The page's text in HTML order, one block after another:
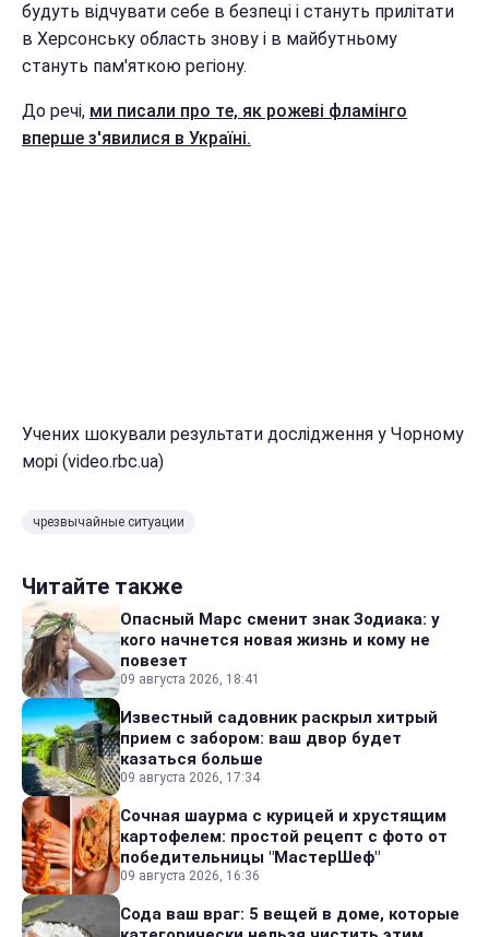
будуть відчувати себе в безпеці і стануть прилітати
в Херсонську область знову і в майбутньому
стануть пам'яткою регіону.
До речі, ми писали про те, як рожеві фламінго
вперше з'явилися в Україні.
Учених шокували результати дослідження у Чорному
морі (video.rbc.ua)
чрезвычайные ситуации
Читайте также
Опасный Марс сменит знак Зодиака: у
кого начнется новая жизнь и кому не
повезет
09 августа 2026, 18:41
Известный садовник раскрыл хитрый
прием с забором: ваш двор будет
казаться больше
09 августа 2026, 17:34
Сочная шаурма с курицей и хрустящим
картофелем: простой рецепт с фото от
победительницы "МастерШеф"
09 августа 2026, 16:36
Сода ваш враг: 5 вещей в доме, которые